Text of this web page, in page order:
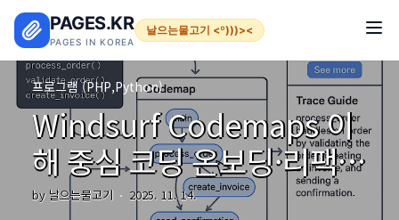
PAGES.KR
PAGES IN KOREA
날으는물고기 <º)))><
프로그램 (PHP,Python)
Windsurf Codemaps 이
해 중심 코딩 온보딩·리팩
터링 브레인 개발자 IDE
by 날으는물고기 2025. 11. 14.